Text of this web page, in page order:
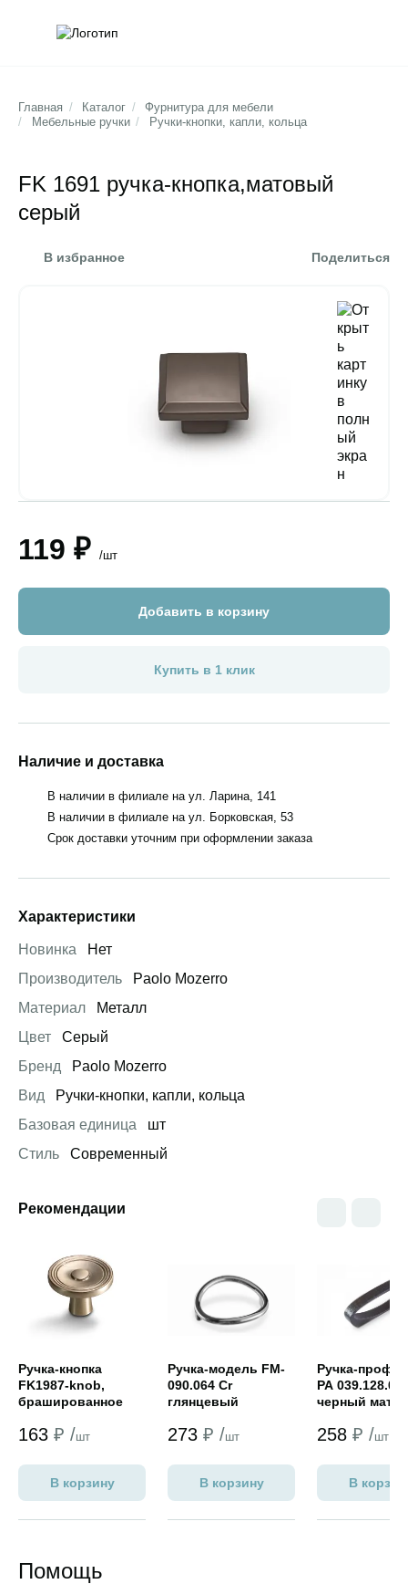
Главная / Каталог /
Фурнитура для мебели
/
Мебельные ручки / Ручки-кнопки, капли, кольца
FK 1691 ручка-кнопка,матовый
серый
В избранное Поделиться
119 ₽ /шт
Добавить в корзину
Купить в 1 клик
Наличие и доставка
В наличии в филиале на ул. Ларина, 141
В наличии в филиале на ул. Борковская, 53
Срок доставки уточним при оформлении заказа
Характеристики
Новинка
Нет
Производитель
Paolo Mozerro
Материал
Металл
Цвет
Серый
Бренд
Paolo Mozerro
Вид
Ручки-кнопки, капли, кольца
Базовая единица
шт
Стиль
Современный
Рекомендации
Ручка-кнопка
FK1987-knob,
брашированное
163 ₽ /шт
В корзину
Ручка-модель FM-
090.064 Cr
глянцевый
273 ₽ /шт
В корзину
Ручка-
РА
черный
258 ₽ /шт
В
Помощь